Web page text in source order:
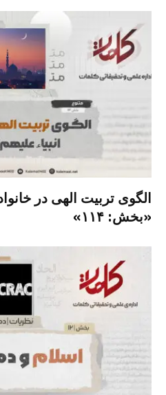
الگوی تربیت الهی در
«بخش: ۱۱۴»